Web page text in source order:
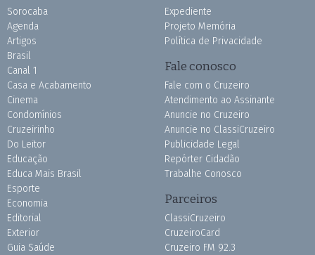
Sorocaba
Agenda
Artigos
Brasil
Canal 1
Casa e Acabamento
Cinema
Condomínios
Cruzeirinho
Do Leitor
Educação
Educa Mais Brasil
Esporte
Economia
Editorial
Exterior
Guia Saúde
Expediente
Projeto Memória
Política de Privacidade
Fale conosco
Fale com o Cruzeiro
Atendimento ao Assinante
Anuncie no Cruzeiro
Anuncie no ClassiCruzeiro
Publicidade Legal
Repórter Cidadão
Trabalhe Conosco
Parceiros
ClassiCruzeiro
CruzeiroCard
Cruzeiro FM 92.3